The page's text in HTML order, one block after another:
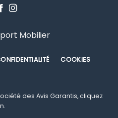
Mobilier
COOKIES
des Avis Garantis,cliquez
.